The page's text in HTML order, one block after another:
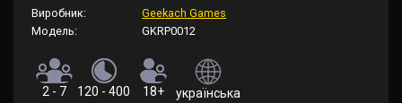
Виробник:
Geekach Games
Модель:
GKRP0012
2 - 7 120 - 400 18+ українська